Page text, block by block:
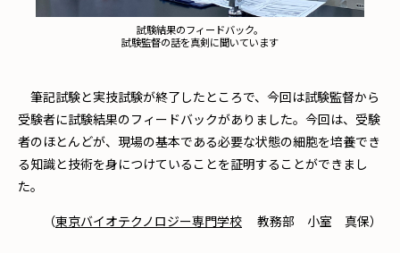
試験結果のフィードバック。
試験監督の話を真剣に聞いています
筆記試験と実技試験が終了したところで、今回は試験監督から
受験者に試験結果のフィードバックがありました。今回は、受験
者のほとんどが、現場の基本である必要な状態の細胞を培養でき
る知識と技術を身につけていることを証明することができまし
た。
（東京バイオテクノロジー専門学校 教務部 小室 真保）